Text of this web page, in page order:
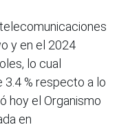
y en el 2024
lo cual
% respecto a lo
hoy el Organismo
en